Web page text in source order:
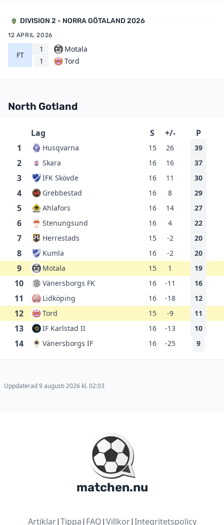
DIVISION 2 - NORRA GÖTALAND 2026
12 APRIL 2026
FT
1
1
Motala
Tord
North Gotland
Lag S +/-
P
1
Husqvarna 15 26 39
2 Skara 16 16 37
3 IFK Skövde 16 11 30
4 Grebbestad 16 8 29
5 Ahlafors 16 14 27
6 Stenungsund 16 4 22
7 Herrestads 15 -2 20
8 Kumla 16 -2 20
9 Motala 15 1 19
10 Vänersborgs FK 16 -11 16
11 Lidköping 16 -18 12
12 Tord 15 -9 11
13 IF Karlstad II 16 -13 10
14 Vänersborgs IF 16 -25 9
Uppdaterad 9 augusti 2026 kl. 02:03
matchen.nu
Artiklar|Tippa| FAQ|Villkor|Integritetspolicy